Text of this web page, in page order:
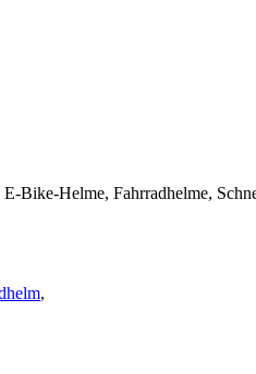
Bike-Helme, Fahrradhelme,
,